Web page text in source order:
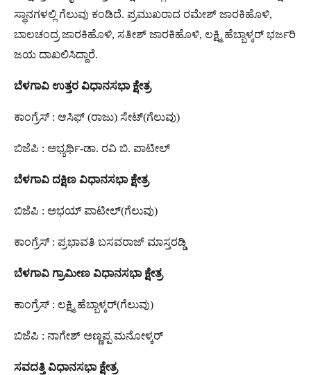
ಸ್ಥಾನಗಳಲ್ಲಿ ಗೆಲುವು ಕಂಡಿದೆ. ಪ್ರಮುಖರಾದ ರಮೇಶ್ ಜಾರಕಿಹೊಳಿ,
ಬಾಲಚಂದ್ರ ಜಾರಕಿಹೊಳಿ, ಸತೀಶ್ ಜಾರಕಿಹೊಳಿ, ಲಕ್ಷ್ಮಿ ಹೆಬ್ಬಾಳ್ಕರ್ ಭರ್ಜರಿ
ಜಯ ದಾಖಲಿಸಿದ್ದಾರೆ.
ಬೆಳಗಾವಿ ಉತ್ತರ ವಿಧಾನಸಭಾ ಕ್ಷೇತ್ರ
ಕಾಂಗ್ರೆಸ್ : ಆಸಿಫ್ (ರಾಜು) ಸೇಟ್(ಗೆಲುವು)
ಬಿಜೆಪಿ : ಅಭ್ಯರ್ಥಿ-ಡಾ. ರವಿ ಬಿ. ಪಾಟೀಲ್
ಬೆಳಗಾವಿ ದಕ್ಷಿಣ ವಿಧಾನಸಭಾ ಕ್ಷೇತ್ರ
ಬಿಜೆಪಿ : ಅಭಯ್ ಪಾಟೀಲ್(ಗೆಲುವು)
ಕಾಂಗ್ರೆಸ್ : ಪ್ರಭಾವತಿ ಬಸವರಾಜ್ ಮಾಸ್ತರಡ್ಡಿ
ಬೆಳಗಾವಿ ಗ್ರಾಮೀಣ ವಿಧಾನಸಭಾ ಕ್ಷೇತ್ರ
ಕಾಂಗ್ರೆಸ್ : ಲಕ್ಷ್ಮಿ ಹೆಬ್ಬಾಳ್ಕರ್(ಗೆಲುವು)
ಬಿಜೆಪಿ : ನಾಗೇಶ್ ಅಣ್ಣಪ್ಪ ಮನೋಳ್ಕರ್
ಸವದತ್ತಿ ವಿಧಾನಸಭಾ ಕ್ಷೇತ್ರ